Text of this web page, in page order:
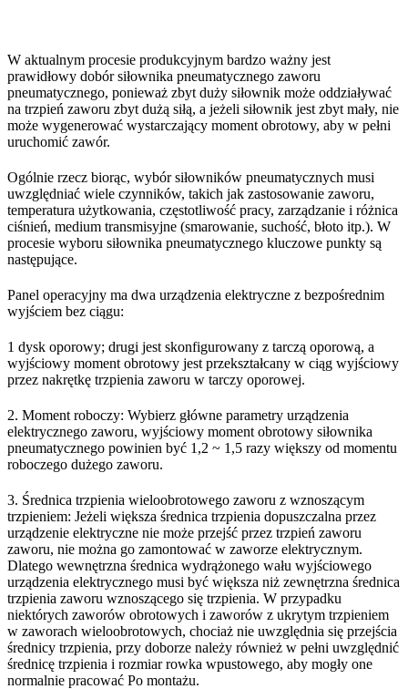
W aktualnym procesie produkcyjnym bardzo ważny jest
prawidłowy dobór siłownika pneumatycznego zaworu
pneumatycznego, ponieważ zbyt duży siłownik może oddziaływać
na trzpień zaworu zbyt dużą siłą, a jeżeli siłownik jest zbyt mały, nie
może wygenerować wystarczający moment obrotowy, aby w pełni
uruchomić zawór.
Ogólnie rzecz biorąc, wybór siłowników pneumatycznych musi
uwzględniać wiele czynników, takich jak zastosowanie zaworu,
temperatura użytkowania, częstotliwość pracy, zarządzanie i różnica
ciśnień, medium transmisyjne (smarowanie, suchość, błoto itp.). W
procesie wyboru siłownika pneumatycznego kluczowe punkty są
następujące.
Panel operacyjny ma dwa urządzenia elektryczne z bezpośrednim
wyjściem bez ciągu:
1 dysk oporowy; drugi jest skonfigurowany z tarczą oporową, a
wyjściowy moment obrotowy jest przekształcany w ciąg wyjściowy
przez nakrętkę trzpienia zaworu w tarczy oporowej.
2. Moment roboczy: Wybierz główne parametry urządzenia
elektrycznego zaworu, wyjściowy moment obrotowy siłownika
pneumatycznego powinien być 1,2 ~ 1,5 razy większy od momentu
roboczego dużego zaworu.
3. Średnica trzpienia wieloobrotowego zaworu z wznoszącym
trzpieniem: Jeżeli większa średnica trzpienia dopuszczalna przez
urządzenie elektryczne nie może przejść przez trzpień zaworu
zaworu, nie można go zamontować w zaworze elektrycznym.
Dlatego wewnętrzna średnica wydrążonego wału wyjściowego
urządzenia elektrycznego musi być większa niż zewnętrzna średnica
trzpienia zaworu wznoszącego się trzpienia. W przypadku
niektórych zaworów obrotowych i zaworów z ukrytym trzpieniem
w zaworach wieloobrotowych, chociaż nie uwzględnia się przejścia
średnicy trzpienia, przy doborze należy również w pełni uwzględnić
średnicę trzpienia i rozmiar rowka wpustowego, aby mogły one
normalnie pracować Po montażu.